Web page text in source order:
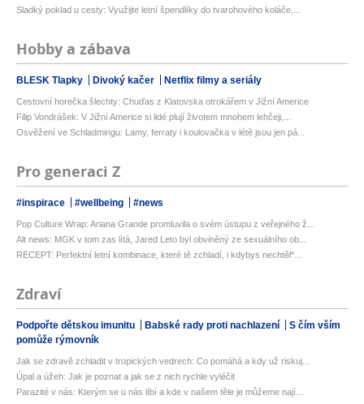
Sladký poklad u cesty: Využijte letní špendlíky do tvarohového koláče,...
Hobby a zábava
BLESK Tlapky Divoký kačer Netflix filmy a seriály
Cestovní horečka šlechty: Chuďas z Klatovska otrokářem v Jižní Americe
Filip Vondrášek: V Jižní Americe si lidé plují životem mnohem lehčeji,...
Osvěžení ve Schladmingu: Lamy, ferraty i koulovačka v létě jsou jen pá...
Pro generaci Z
#inspirace #wellbeing #news
Pop Culture Wrap: Ariana Grande promluvila o svém ústupu z veřejného ž...
Alt news: MGK v tom zas lítá, Jared Leto byl obviněný ze sexuálního ob...
RECEPT: Perfektní letní kombinace, které tě zchladí, i kdybys nechtěl*...
Zdraví
Podpořte dětskou imunitu Babské rady proti nachlazení
S čím vším
pomůže rýmovník
Jak se zdravě zchladit v tropických vedrech: Co pomáhá a kdy už riskuj...
Úpal a úžeh: Jak je poznat a jak se z nich rychle vyléčit
Parazité v nás: Kterým se u nás líbí a kde v našem těle je můžeme nají...